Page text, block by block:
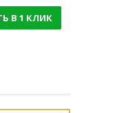
В 1 КЛИК